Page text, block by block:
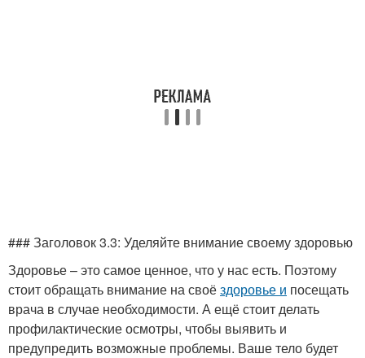
### Заголовок 3.3: Уделяйте внимание своему здоровью
Здоровье – это самое ценное, что у нас есть. Поэтому
стоит обращать внимание на своёздоровье и посещать
врача в случае необходимости. А ещё стоит делать
профилактические осмотры, чтобы выявить и
предупредить возможные проблемы. Ваше тело будет